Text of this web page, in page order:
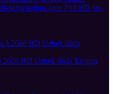
tarjima kino Full HD tas-
HD Uzbek tilida Tarjima